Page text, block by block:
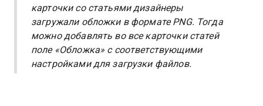
карточки со статьями дизайнеры
загружали обложки в формате PNG. Тогда
можно добавлять во все карточки статей
поле «Обложка» с соответствующими
настройками для загрузки файлов.